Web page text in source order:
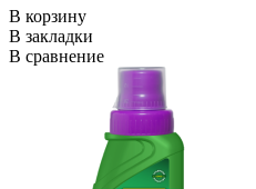
В корзину
В закладки
В сравнение